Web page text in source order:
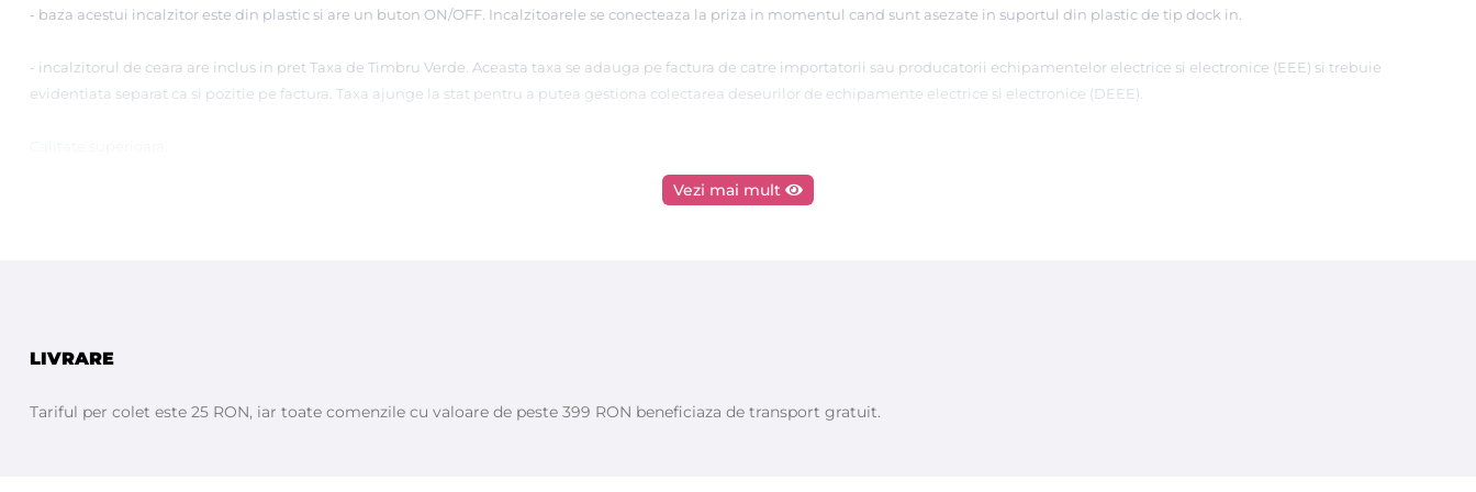
- baza acestui incalzitor este din plastic si are un buton ON/OFF. Incalzitoarele se conecteaza la priza in momentul cand sunt asezate in suportul din plastic de tip dock in.
- incalzitorul de ceara are inclus in pret Taxa de Timbru Verde. Aceasta taxa se adauga pe factura de catre importatorii sau producatorii echipamentelor electrice si electronice (EEE) si trebuie
evidentiata separat ca si pozitie pe factura. Taxa ajunge la stat pentru a putea gestiona colectarea deseurilor de echipamente electrice si electronice (DEEE).
Vezi mai mult
LIVRARE
Tariful per colet este 25 RON, iar toate comenzile cu valoare de peste 399 RON beneficiaza de transport gratuit.